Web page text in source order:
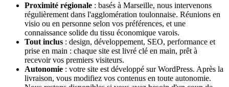
Proximité régionale : basés à Marseille, nous intervenons
régulièrement dans l'agglomération toulonnaise. Réunions en
visio ou en personne selon vos préférences, et une
connaissance solide du tissu économique varois.
Tout inclus : design, développement, SEO, performance et
prise en main : chaque site est livré clé en main, prêt à
recevoir vos premiers visiteurs.
Autonomie : votre site est développé sur WordPress. Après la
livraison, vous modifiez vos contenus en toute autonomie.